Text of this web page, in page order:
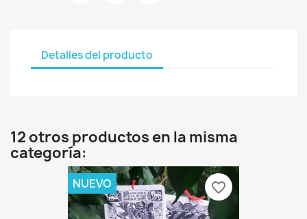
Detalles del producto
12 otros productos en la misma
categoría:
NUEVO favorite_border